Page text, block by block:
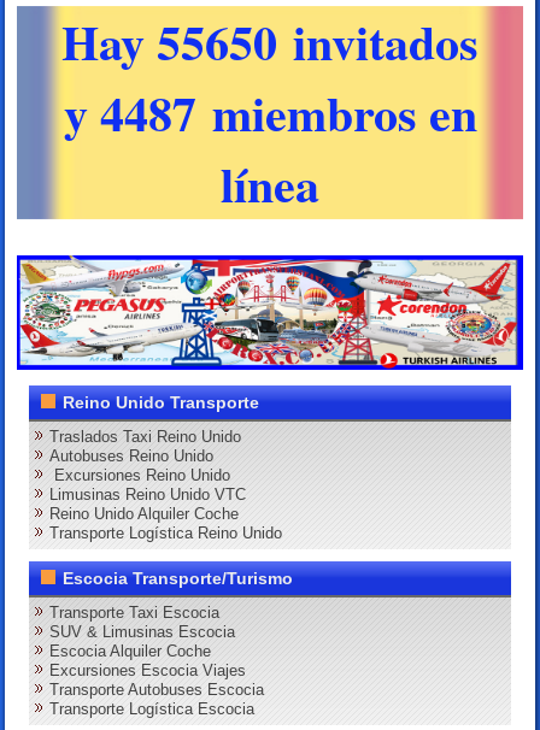
Hay 55650 invitados
y 4487 miembros en
línea
Reino Unido Transporte
Traslados Taxi Reino Unido
Autobuses Reino Unido
Excursiones Reino Unido
Limusinas Reino Unido VTC
Reino Unido Alquiler Coche
Transporte Logística Reino Unido
Escocia Transporte/Turismo
Transporte Taxi Escocia
SUV & Limusinas Escocia
Escocia Alquiler Coche
Excursiones Escocia Viajes
Transporte Autobuses Escocia
Transporte Logística Escocia